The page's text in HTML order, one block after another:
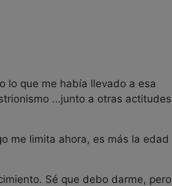
que me había llevado a esa
…junto a otras actitudes
limita ahora, es más la edad
Sé que debo darme, pero